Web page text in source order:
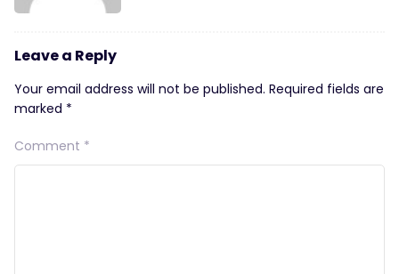
Leave a Reply
Your email address will not be published. Required fields are
marked *
Comment *